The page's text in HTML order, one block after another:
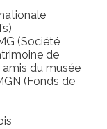
(Société
de
du musée
(Fonds de